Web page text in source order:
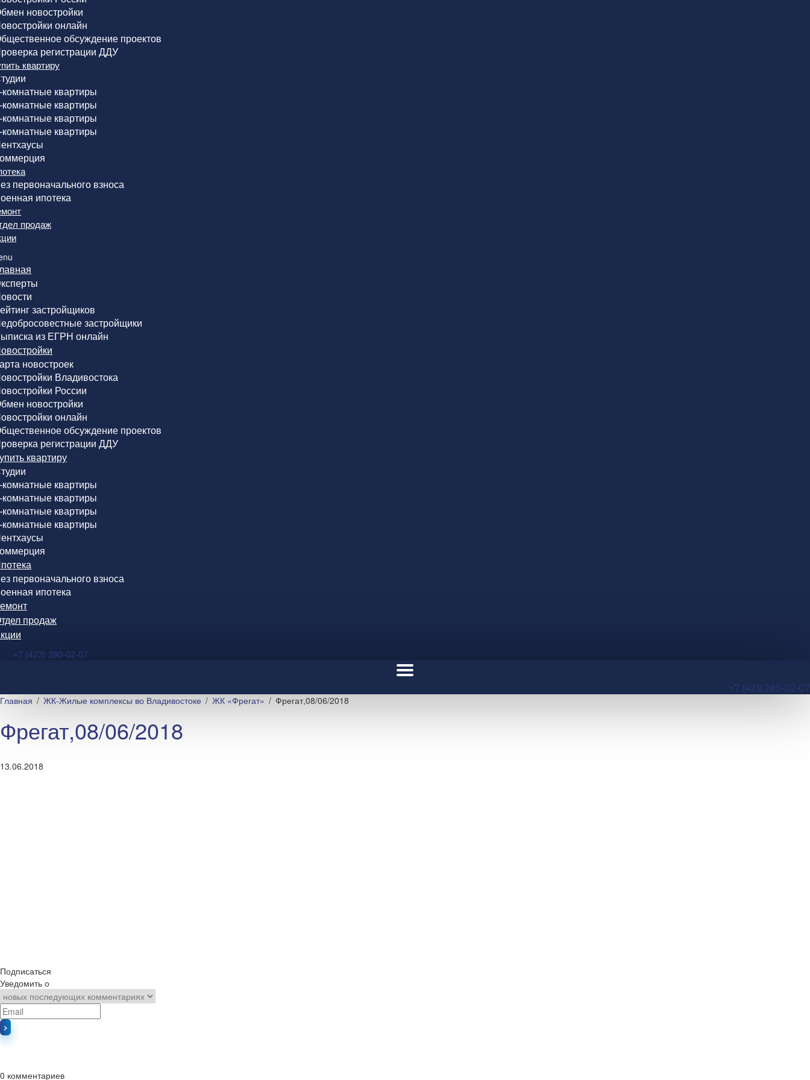
новостройки
онлайн
обсуждение проектов
регистрации ДДУ
квартиру
комнатные квартиры
комнатные квартиры
комнатные квартиры
комнатные квартиры
первоначального взноса
ипотека
продаж
застройщиков
застройщики
из ЕГРН онлайн
новостроек
Владивостока
России
новостройки
онлайн
обсуждение проектов
регистрации ДДУ
квартиру
комнатные квартиры
комнатные квартиры
комнатные квартиры
комнатные квартиры
первоначального взноса
ипотека
продаж
+7 (423) 280-02-07
+7 (423) 280-02-07
Главная ЖК-Жилые комплексы во Владивостоке ЖК «Фрегат» Фрегат,08/06/2018
Фрегат,08/06/2018
13.06.2018
Подписаться
Уведомить о
0 комментариев